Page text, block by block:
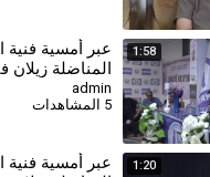
1:58
عبر أمسية فنية
المناضلة
admin
5 المشاهدات
1:20
عبر أمسية فنية